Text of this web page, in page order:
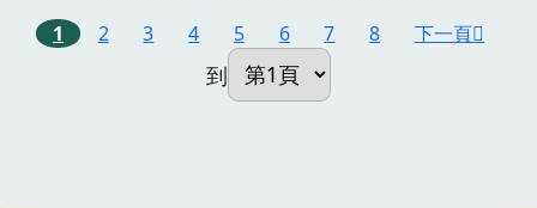
1
2 3 4 5 6 7 8 下一頁
到